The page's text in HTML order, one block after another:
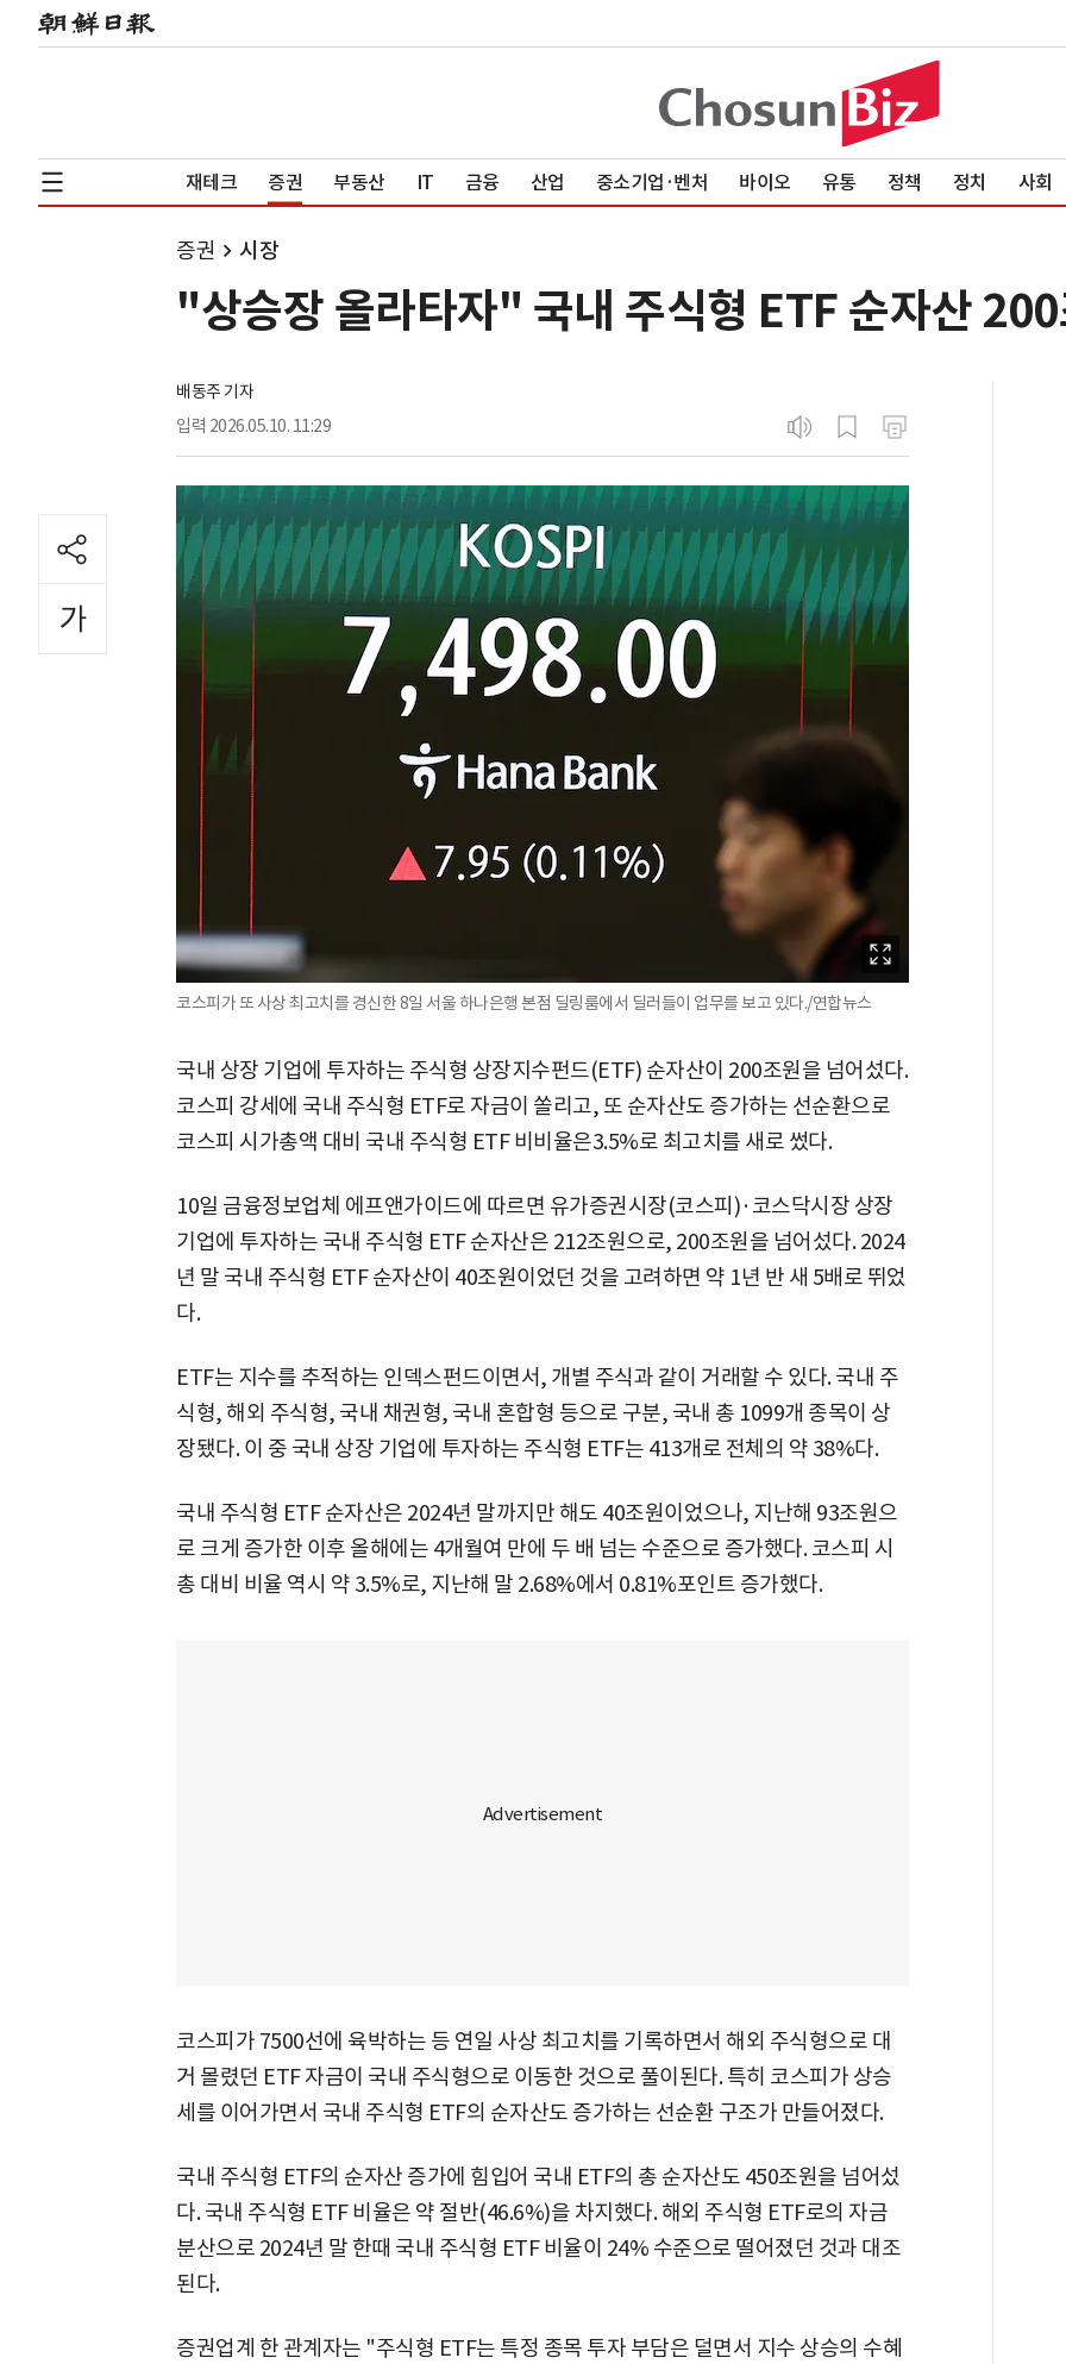
재테크 증권 부동산 IT 금융 산업 중소기업·벤처 바이오 유통 정책 정치 사회
증권 시장
"상승장 올라타자" 국내 주식형 ETF 순자산
배동주 기자
입력 2026.05.10. 11:29
코스피가 또 사상 최고치를 경신한 8일 서울 하나은행 본점 딜링룸에서 딜러들이 업무를 보고 있다./연합뉴스
국내 상장 기업에 투자하는 주식형 상장지수펀드(ETF) 순자산이 200조원을 넘어섰다.
코스피 강세에 국내 주식형 ETF로 자금이 쏠리고, 또 순자산도 증가하는 선순환으로
코스피 시가총액 대비 국내 주식형 ETF 비비율은3.5%로 최고치를 새로 썼다.
10일 금융정보업체 에프앤가이드에 따르면 유가증권시장(코스피)·코스닥시장 상장
기업에 투자하는 국내 주식형 ETF 순자산은 212조원으로, 200조원을 넘어섰다. 2024
년 말 국내 주식형 ETF 순자산이 40조원이었던 것을 고려하면 약 1년 반 새 5배로 뛰었
다.
ETF는 지수를 추적하는 인덱스펀드이면서, 개별 주식과 같이 거래할 수 있다. 국내 주
식형, 해외 주식형, 국내 채권형, 국내 혼합형 등으로 구분, 국내 총 1099개 종목이 상
장됐다. 이 중 국내 상장 기업에 투자하는 주식형 ETF는 413개로 전체의 약 38%다.
국내 주식형 ETF 순자산은 2024년 말까지만 해도 40조원이었으나, 지난해 93조원으
로 크게 증가한 이후 올해에는 4개월여 만에 두 배 넘는 수준으로 증가했다. 코스피 시
총 대비 비율 역시 약 3.5%로, 지난해 말 2.68%에서 0.81%포인트 증가했다.
코스피가 7500선에 육박하는 등 연일 사상 최고치를 기록하면서 해외 주식형으로 대
거 몰렸던 ETF 자금이 국내 주식형으로 이동한 것으로 풀이된다. 특히 코스피가 상승
세를 이어가면서 국내 주식형 ETF의 순자산도 증가하는 선순환 구조가 만들어졌다.
국내 주식형 ETF의 순자산 증가에 힘입어 국내 ETF의 총 순자산도 450조원을 넘어섰
다. 국내 주식형 ETF 비율은 약 절반(46.6%)을 차지했다. 해외 주식형 ETF로의 자금
분산으로 2024년 말 한때 국내 주식형 ETF 비율이 24% 수준으로 떨어졌던 것과 대조
된다.
증권업계 한 관계자는 "주식형 ETF는 특정 종목 투자 부담은 덜면서 지수 상승의 수혜